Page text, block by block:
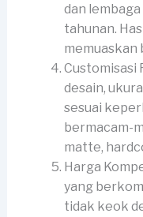
dan
tahunan.
memuaskan
Customisasi
desain,
sesuai
bermacam-
matte,
Harga
yang
tidak keok